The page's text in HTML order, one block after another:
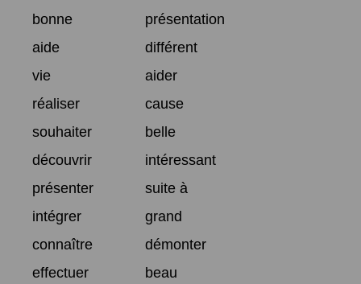
bonne
présentation
aide
différent
vie
aider
réaliser
cause
souhaiter
belle
découvrir
intéressant
présenter
suite à
intégrer
grand
connaître
démonter
effectuer
beau